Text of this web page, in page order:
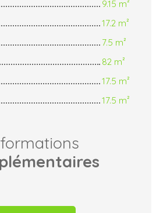
9.15 m²
17.2 m²
7.5 m²
82 m²
17.5 m²
17.5 m²